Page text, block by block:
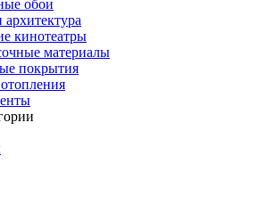
обои
кинотеатры
материалы
покрытия